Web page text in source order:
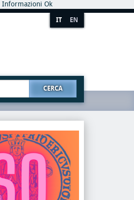
Informazioni Ok
IT EN
CERCA